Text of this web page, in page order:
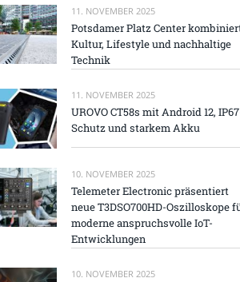
11. NOVEMBER 2025
Potsdamer Platz Center
Kultur, Lifestyle und nachhaltige
Technik
11. NOVEMBER 2025
UROVO CT58s mit Android 12,
Schutz und starkem Akku
10. NOVEMBER 2025
Telemeter Electronic präsentiert
neue T3DSO700HD-Oszilloskope
moderne anspruchsvolle IoT-
Entwicklungen
10. NOVEMBER 2025